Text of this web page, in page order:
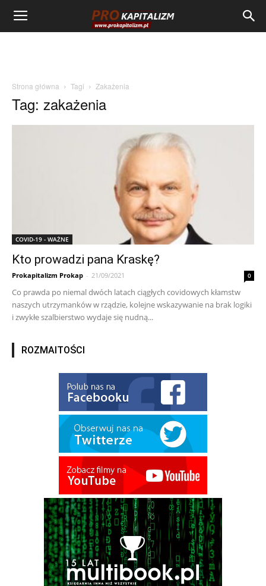
Strona główna Tagi Zakażenia
Tag: zakażenia
COVID-19 - WAŻNE
Kto prowadzi pana Kraskę?
Prokapitalizm Prokap - 21/09/2021 0
Co prawda po niemal dwóch latach ciągłych covidowych kłamstw
naszych utrzymanków w rządzie, kolejne wskazywanie na brak logiki
i zwykłe szalbierstwo wydaje się nudną...
ROZMAITOŚCI